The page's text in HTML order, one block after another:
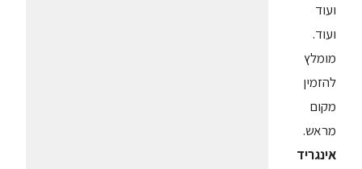
ועוד
ועוד.
מומלץ
להזמין
מקום
מראש.
אינגריד